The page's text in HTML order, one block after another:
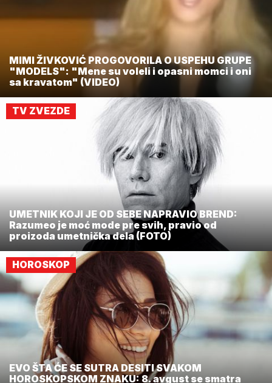
MIMI ŽIVKOVIĆ PROGOVORILA O USPEHU GRUPE
"MODELS": "Mene su voleli i opasni momci i oni
sa kravatom" (VIDEO)
TV ZVEZDE
UMETNIK KOJI JE OD SEBE NAPRAVIO BREND:
Razumeo je moć mode pre svih, pravio od
proizoda umetnička dela (FOTO)
HOROSKOP
EVO ŠTA ĆE SE SUTRA DESITI SVAKOM
HOROSKOPSKOM ZNAKU: 8. avgust se smatra